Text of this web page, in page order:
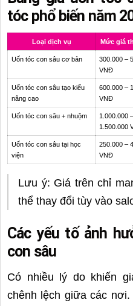
tóc phổ biến năm
Loại dịch vụ Mức giá
Uốn tóc con sâu cơ bản
300.000 –
VNĐ
Uốn tóc con sâu tạo kiểu
nâng cao
600.000 –
VNĐ
Uốn tóc con sâu + nhuộm
1.000.000 –
1.500.000
Uốn tóc con sâu tại học
viện
250.000 –
VNĐ
Lưu ý: Giá trên chỉ
thể thay đổi tùy vào
Các yếu tố ảnh
con sâu
Có nhiều lý do khiến
chênh lệch giữa các nơi.